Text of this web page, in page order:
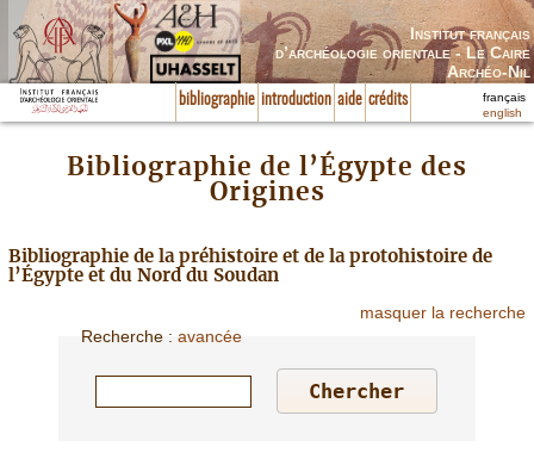
Institut français
d’archéologie orientale - Le Caire
Archéo-Nil
bibliographie introduction aide crédits
français
english
Bibliographie de l’Égypte des
Origines
Bibliographie de la préhistoire et de la protohistoire de
l’Égypte et du Nord du Soudan
masquer la recherche
Recherche :avancée